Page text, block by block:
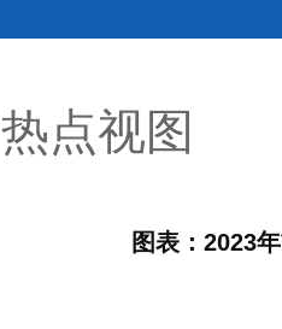
热点视图
图表：2023